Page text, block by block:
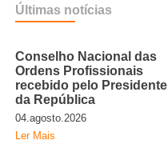
Últimas notícias
Conselho Nacional das
Ordens Profissionais
recebido pelo Presidente
da República
04.agosto.2026
Ler Mais